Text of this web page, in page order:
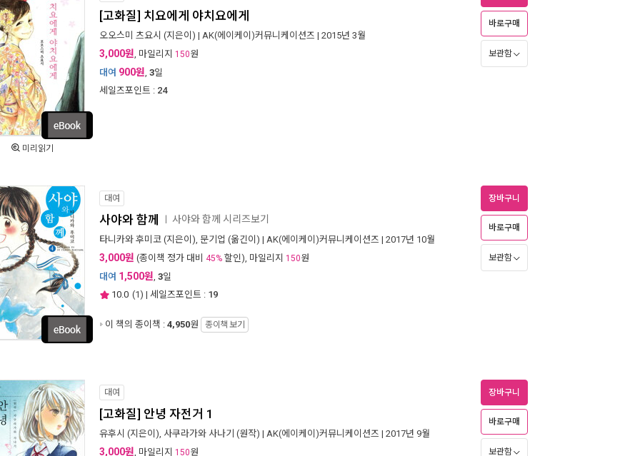
미리읽기
[고화질] 치요에게 야치요에게
오오스미 츠요시 (지은이) | AK(에이케이)커뮤니케이션즈 | 2015년 3월
3,000원, 마일리지 150원
대여 900원, 3일
세일즈포인트 : 24
바로구매
보관함
대여
사야와 함께 사야와 함께 시리즈보기
타니카와 후미코 (지은이), 문기업 (옮긴이) | AK(에이케이)커뮤니케이션즈 | 2017년 10월
3,000원 (종이책 정가 대비 45% 할인), 마일리지 150원
대여 1,500원, 3일
10.0 (1) | 세일즈포인트 : 19
이 책의 종이책 : 4,950원 종이책 보기
장바구니
바로구매
보관함
대여
[고화질] 안녕 자전거 1
유후시 (지은이), 사쿠라가와 사나기 (원작) | AK(에이케이)커뮤니케이션즈 | 2017년 9월
3,000원, 마일리지 150원
장바구니
바로구매
보관함